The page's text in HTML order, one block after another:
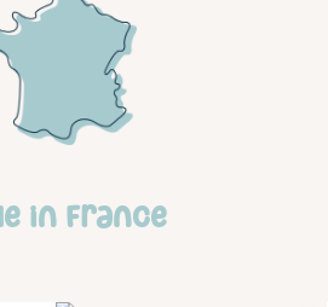
in france